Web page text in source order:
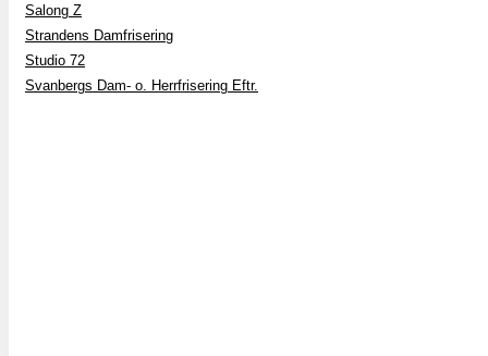
Salong Z
Strandens Damfrisering
Studio 72
Svanbergs Dam- o. Herrfrisering Eftr.